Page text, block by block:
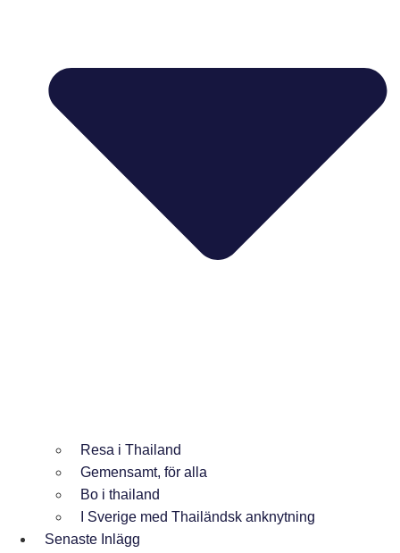
Resa i Thailand
Gemensamt, för alla
Bo i thailand
I Sverige med Thailändsk anknytning
Senaste Inlägg